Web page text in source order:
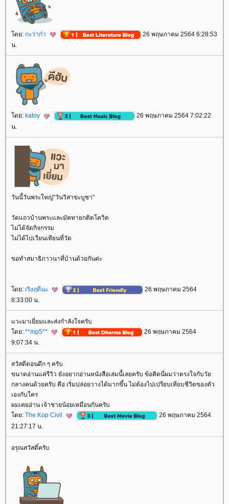
ดย: กะว่าก๋า
26 พฤษภาคม 2564 6:28:53
น.
ดย: katoy
26 พฤษภาคม 2564 7:02:22
น.
วันนี้วันพระใหญ่"วันวิสาขะบูชา"
วัดแถวบ้านพระและมัคทายกติดโควิด
ไม่ได้จัดกิจกรรม
ไม่ได้ไปเวียนเทียนที่วัด
ขอทำสมาธิภาวนาที่บ้านด้วยกันค่ะ
ดย: เริงฤดีนะ
26 พฤษภาคม 2564
8:33:00 น.
วะมาเยี่ยมและส่งกำลังใจครับ
ดย: **mp5**
26 พฤษภาคม 2564
9:07:34 น.
สวัสดีตอนดึก ๆ ครับ
ขนาดอ่านแค่รีวิว ยังอยากอ่านหนังสือเล่มนี้เลยครับ ข้อคิดนี่ผมว่าตรงใจกับวั
กลางคนด้วยครับ คือ เริ่มปล่อยวางได้มากขึ้น ไม่ต้องไปเปรียบเทียบชีวิตของตัว
เองกับใคร
ผมเคยอ่าน เจ้าชายน้อยเหมือนกันครับ
ดย: The Kop Civil
26 พฤษภาคม 2564
21:27:17 น.
อรุณสวัสดิ์ครับ